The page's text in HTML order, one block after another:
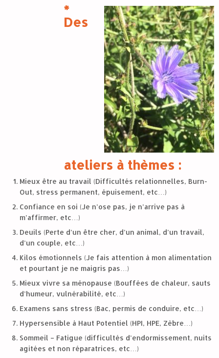
*
Des
ateliers à thèmes :
Mieux être au travail (Difficultés relationnelles, Burn-
Out, stress permanent, épuisement, etc…)
Confiance en soi (Je n’ose pas, je n’arrive pas à
m’affirmer, etc…)
Deuils (Perte d’un être cher, d’un animal, d’un travail,
d’un couple, etc…)
Kilos émotionnels (Je fais attention à mon alimentation
et pourtant je ne maigris pas…)
Mieux vivre sa ménopause (Bouffées de chaleur, sauts
d’humeur, vulnérabilité, etc…)
Examens sans stress (Bac, permis de conduire, etc…)
Hypersensible à Haut Potentiel (HPI, HPE, Zèbre…)
Sommeil – Fatigue (difficultés d’endormissement, nuits
agitées et non réparatrices, etc…)